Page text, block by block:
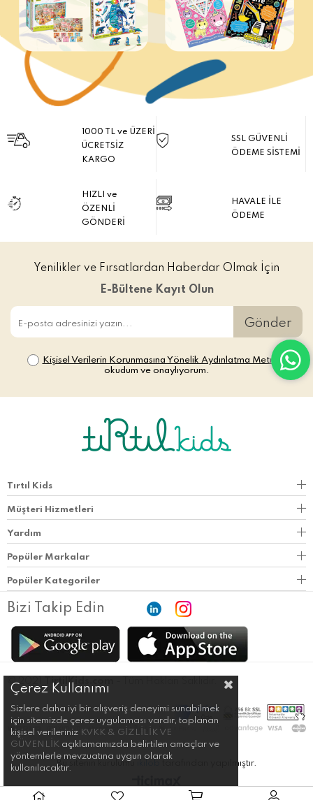
1000 TL ve ÜZERİ
ÜCRETSİZ
KARGO
SSL GÜVENLİ
ÖDEME SİSTEMİ
HIZLI ve
ÖZENLİ
GÖNDERİ
HAVALE İLE
ÖDEME
Yenilikler ve Fırsatlardan Haberdar Olmak İçin
E-Bültene Kayıt Olun
Gönder
Kişisel Verilerin Korunmasına Yönelik Aydınlatma Metni’ni
okudum ve onaylıyorum.
Tırtıl Kids
Müşteri Hizmetleri
Yardım
Popüler Markalar
Popüler Kategoriler
Bizi Takip Edin
© 2021 TirtilKids.com
Bu sitenin kurulumu tarafından yapılmıştır.
Çerez Kullanımı
Sizlere daha iyi bir alışveriş deneyimi sunabilmek
için sitemizde çerez uygulaması vardır, toplanan
kişisel verileriniz KVKK & GİZLİLİK VE
GÜVENLİK açıklamamızda belirtilen amaçlar ve
yöntemlerle mevzuatına uygun olarak
kullanılacaktır.